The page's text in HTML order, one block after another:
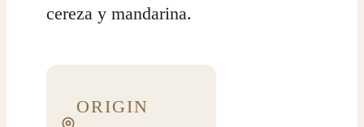
cereza y mandarina.
ORIGIN